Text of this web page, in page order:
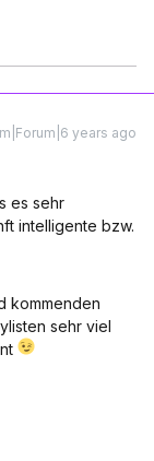
years ago
es sehr
intelligente bzw.
kommenden
sehr viel